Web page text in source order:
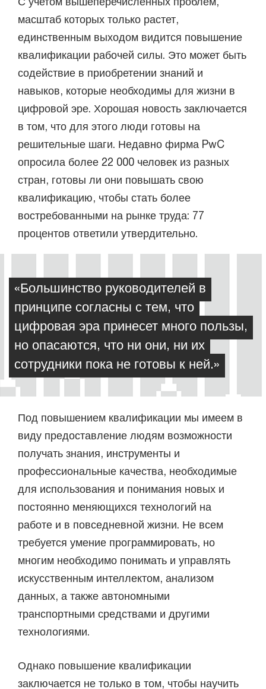
масштаб которых только растет,
единственным выходом видится повышение
квалификации рабочей силы. Это может быть
содействие в приобретении знаний и
навыков, которые необходимы для жизни в
цифровой эре. Хорошая новость заключается
в том, что для этого люди готовы на
решительные шаги. Недавно фирма PwC
опросила более 22 000 человек из разных
стран, готовы ли они повышать свою
квалификацию, чтобы стать более
востребованными на рынке труда: 77
процентов ответили утвердительно.
«Большинство руководителей в
принципе согласны с тем, что
цифровая эра принесет много пользы,
но опасаются, что ни они, ни их
сотрудники пока не готовы к ней.»
Под повышением квалификации мы имеем в
виду предоставление людям возможности
получать знания, инструменты и
профессиональные качества, необходимые
для использования и понимания новых и
постоянно меняющихся технологий на
работе и в повседневной жизни. Не всем
требуется умение программировать, но
многим необходимо понимать и управлять
искусственным интеллектом, анализом
данных, а также автономными
транспортными средствами и другими
технологиями.
Однако повышение квалификации
заключается не только в том, чтобы научить